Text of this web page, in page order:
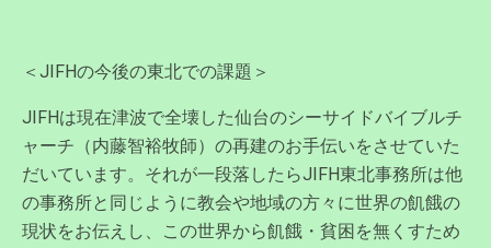
＜JIFHの今後の東北での課題＞
JIFHは現在津波で全壊した仙台のシーサイドバイブルチ
ャーチ（内藤智裕牧師）の再建のお手伝いをさせていた
だいています。それが一段落したらJIFH東北事務所は他
の事務所と同じように教会や地域の方々に世界の飢餓の
現状をお伝えし、この世界から飢餓・貧困を無くすため